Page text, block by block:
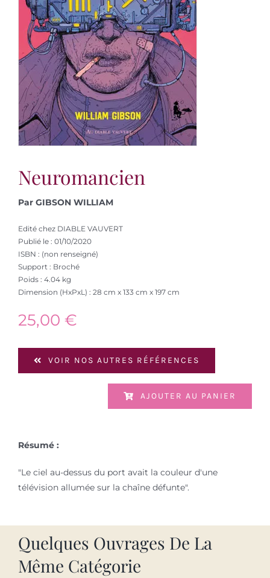
Neuromancien
Par GIBSON WILLIAM
Edité chez DIABLE VAUVERT
Publié le : 01/10/2020
ISBN : (non renseigné)
Support : Broché
Poids : 4.04 kg
Dimension (HxPxL) : 28 cm x 133 cm x 197 cm
25,00 €
VOIR NOS AUTRES RÉFÉRENCES
AJOUTER AU PANIER
Résumé :
"Le ciel au-dessus du port avait la couleur d'une
télévision allumée sur la chaîne défunte".
Quelques Ouvrages De La
Même Catégorie